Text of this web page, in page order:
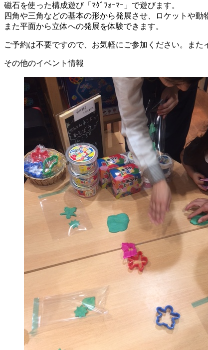
磁石を使った構成遊び「ﾏｸﾞﾌｫｰﾏｰ」で遊びます。
四角や三角などの基本の形から発展させ、ロケットや
また平面から立体への発展を体験できます。
ご予約は不要ですので、お気軽にご参加ください。ま
その他のイベント情報